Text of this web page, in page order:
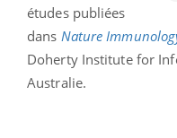
études publiées
dans Nature
Doherty Institute for
Australie.